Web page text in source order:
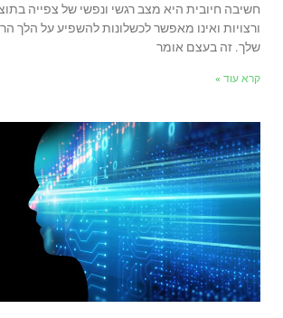
חשיבה חיובית היא מצב רגשי ונפשי של צפייה
ורצויות ואינו מאפשר לכשלונות להשפיע על הלך
שלך. זה בעצם אומר
קרא עוד »